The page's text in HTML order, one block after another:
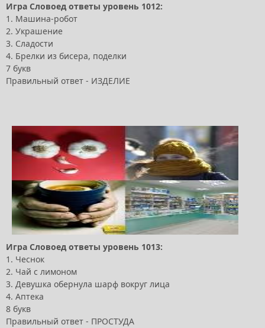
Игра Словоед ответы уровень 1012:
1. Машина-робот
2. Украшение
3. Сладости
4. Брелки из бисера, поделки
7 букв
Правильный ответ - ИЗДЕЛИЕ
Игра Словоед ответы уровень 1013:
1. Чеснок
2. Чай с лимоном
3. Девушка обернула шарф вокруг лица
4. Аптека
8 букв
Правильный ответ - ПРОСТУДА